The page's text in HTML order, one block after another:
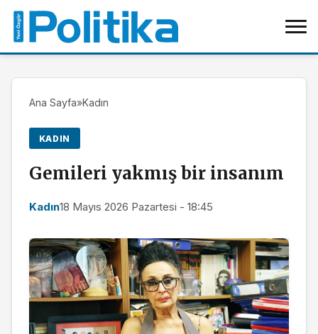
Ana Sayfa»Kadın
KADIN
Gemileri yakmış bir insanım
Kadın18 Mayıs 2026 Pazartesi - 18:45